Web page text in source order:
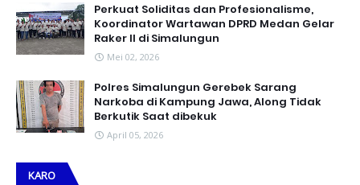
Perkuat Soliditas dan Profesionalisme,
Koordinator Wartawan DPRD Medan Gelar
Raker II di Simalungun
Mei 02, 2026
Polres Simalungun Gerebek Sarang
Narkoba di Kampung Jawa, Along Tidak
Berkutik Saat dibekuk
April 05, 2026
KARO